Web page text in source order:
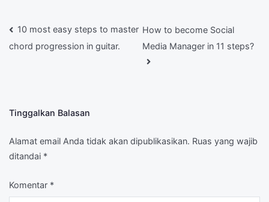
Navigasi
10 most easy steps to master
chord progression in guitar.
How to become Social
Media Manager in 11 steps?
Tinggalkan Balasan
Alamat email Anda tidak akan dipublikasikan. Ruas yang wajib
ditandai *
Komentar *